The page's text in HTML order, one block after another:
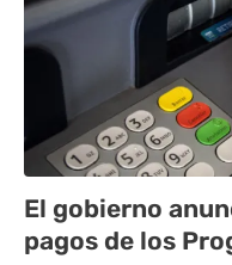
El gobierno
pagos de los